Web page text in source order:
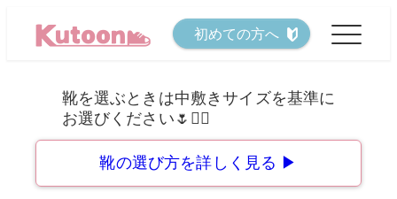
初めての方へ
靴の選び方を詳しく見る ▶